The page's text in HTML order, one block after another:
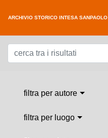
ARCHIVIO STORICO INTESA SANPAOLO
filtra per autore
filtra per luogo